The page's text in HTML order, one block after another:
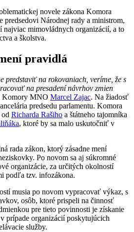
novele zákona Komora
predsedovi Národnej rady a ministrom,
najviac mimovládnych organizácií, a to
a školstva.
pravidlá
predstaviť na rokovaniach, veríme, že s
na presadení návrhov zmien
Komory MNO Marcel Zajac. Na žiadosť
predsedu parlamentu. Komora
Richarda Rašiho a štátneho tajomníka
, ktoré by sa malo uskutočniť v
rada zákon, ktorý zásadne mení
Po novom sa aj súkromné
organizácie, za určitých okolností
podľa tzv. infozákona.
musia po novom vypracovať výkaz, s
osôb, ktoré prispeli na činnosť
pre tieto povinnosti je získanie
prípade organizácií poskytujúcich
služby.